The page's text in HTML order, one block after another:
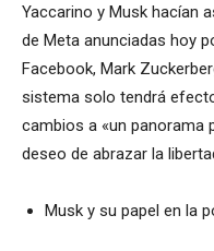
Yaccarino y Musk hacían
de Meta anunciadas hoy
Facebook, Mark
sistema solo tendrá
cambios a «un panorama
deseo de abrazar la
Musk y su papel en la